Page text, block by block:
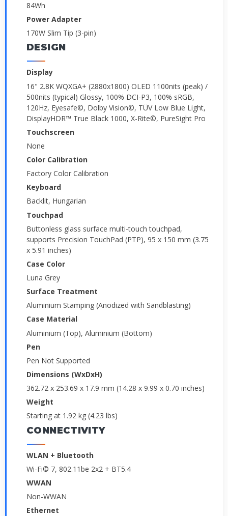
84Wh
Power Adapter
170W Slim Tip (3-pin)
DESIGN
Display
16" 2.8K WQXGA+ (2880x1800) OLED 1100nits (peak) /
500nits (typical) Glossy, 100% DCI-P3, 100% sRGB,
120Hz, Eyesafe©, Dolby Vision©, TÜV Low Blue Light,
DisplayHDR™ True Black 1000, X-Rite©, PureSight Pro
Touchscreen
None
Color Calibration
Factory Color Calibration
Keyboard
Backlit, Hungarian
Touchpad
Buttonless glass surface multi-touch touchpad,
supports Precision TouchPad (PTP), 95 x 150 mm (3.75
x 5.91 inches)
Case Color
Luna Grey
Surface Treatment
Aluminium Stamping (Anodized with Sandblasting)
Case Material
Aluminium (Top), Aluminium (Bottom)
Pen
Pen Not Supported
Dimensions (WxDxH)
362.72 x 253.69 x 17.9 mm (14.28 x 9.99 x 0.70 inches)
Weight
Starting at 1.92 kg (4.23 lbs)
CONNECTIVITY
WLAN + Bluetooth
Wi-Fi© 7, 802.11be 2x2 + BT5.4
WWAN
Non-WWAN
Ethernet